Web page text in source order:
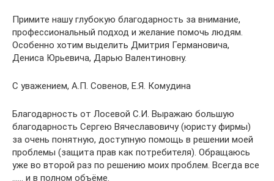
Примите нашу глубокую благодарность за внимание,
профессиональный подход и желание помочь людям.
Особенно хотим выделить Дмитрия Германовича,
Дениса Юрьевича, Дарью Валентиновну.
С уважением, А.П. Совенов, Е.Я. Комудина
Благодарность от Лосевой С.И. Выражаю большую
благодарность Сергею Вячеславовичу (юристу фирмы)
за очень понятную, доступную помощь в решении моей
проблемы (защита прав как потребителя). Обращаюсь
уже во второй раз по решению моих проблем. Всегда все
…… и в полном объёме.